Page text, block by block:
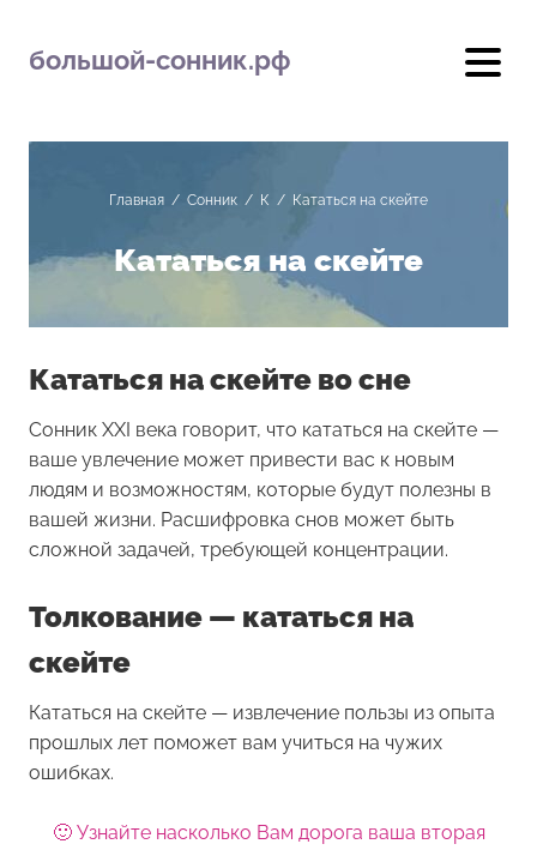
большой-сонник.рф
Главная / Сонник / К / Кататься на скейте
Кататься на скейте
Кататься на скейте во сне
Сонник XXI века говорит, что кататься на скейте —
ваше увлечение может привести вас к новым
людям и возможностям, которые будут полезны в
вашей жизни. Расшифровка снов может быть
сложной задачей, требующей концентрации.
Толкование — кататься на
скейте
Кататься на скейте — извлечение пользы из опыта
прошлых лет поможет вам учиться на чужих
ошибках.
🙂 Узнайте насколько Вам дорога ваша вторая